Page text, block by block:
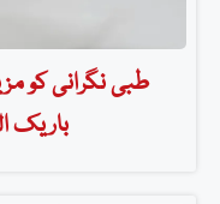
طبی نگرانی کو
باریک